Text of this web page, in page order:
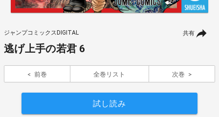
共有
ジャンプコミックスDIGITAL
逃げ上手の若君 6
前巻 全巻リスト 次巻
試し読み